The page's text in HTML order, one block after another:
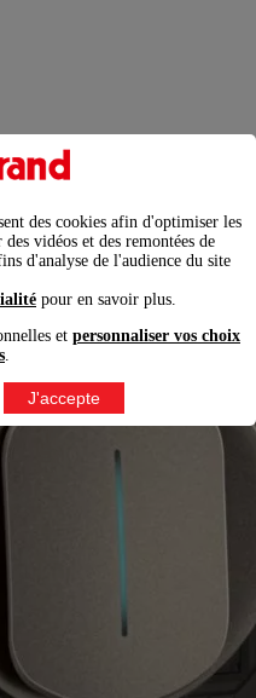
des cookies afin d'optimiser les
vidéos et des remontées de
d'analyse de l'audience du site
pour en savoir plus.
et personnaliser vos choix
.
J'accepte